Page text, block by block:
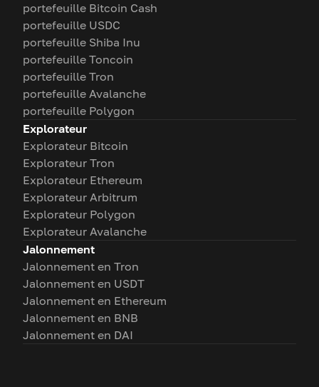
portefeuille Bitcoin Cash
portefeuille USDC
portefeuille Shiba Inu
portefeuille Toncoin
portefeuille Tron
portefeuille Avalanche
portefeuille Polygon
Explorateur
Explorateur Bitcoin
Explorateur Tron
Explorateur Ethereum
Explorateur Arbitrum
Explorateur Polygon
Explorateur Avalanche
Jalonnement
Jalonnement en Tron
Jalonnement en USDT
Jalonnement en Ethereum
Jalonnement en BNB
Jalonnement en DAI